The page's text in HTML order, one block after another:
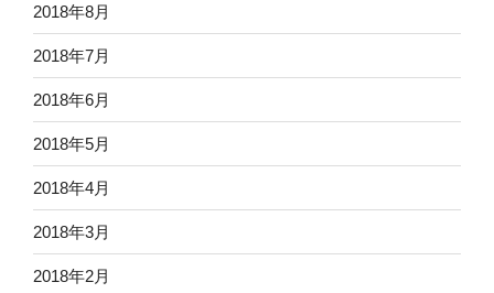
2018年8月
2018年7月
2018年6月
2018年5月
2018年4月
2018年3月
2018年2月